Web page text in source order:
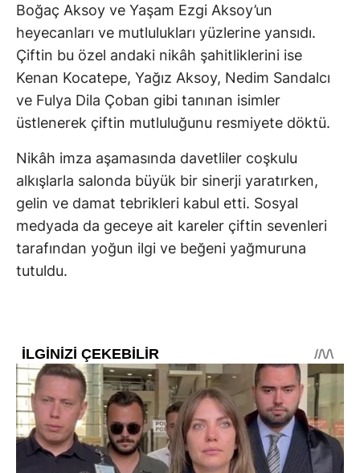
Boğaç Aksoy ve Yaşam Ezgi Aksoy’un
heyecanları ve mutlulukları yüzlerine yansıdı.
Çiftin bu özel andaki nikâh şahitliklerini ise
Kenan Kocatepe, Yağız Aksoy, Nedim Sandalcı
ve Fulya Dila Çoban gibi tanınan isimler
üstlenerek çiftin mutluluğunu resmiyete döktü.
Nikâh imza aşamasında davetliler coşkulu
alkışlarla salonda büyük bir sinerji yaratırken,
gelin ve damat tebrikleri kabul etti. Sosyal
medyada da geceye ait kareler çiftin sevenleri
tarafından yoğun ilgi ve beğeni yağmuruna
tutuldu.